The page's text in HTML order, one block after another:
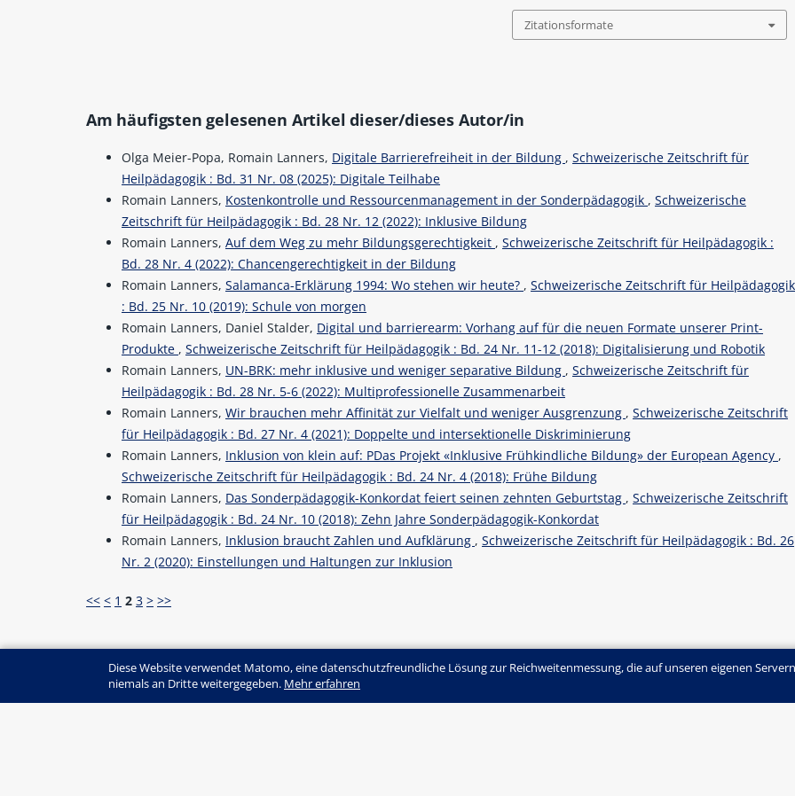
Zitationsformate
Am häufigsten gelesenen Artikel dieser/dieses Autor/in
Olga Meier-Popa, Romain Lanners, Digitale Barrierefreiheit in der Bildung ,Schweizerische Zeitschrift für
Heilpädagogik : Bd. 31 Nr. 08 (2025): Digitale Teilhabe
Romain Lanners, Kostenkontrolle und Ressourcenmanagement in der Sonderpädagogik ,Schweizerische
Zeitschrift für Heilpädagogik : Bd. 28 Nr. 12 (2022): Inklusive Bildung
Romain Lanners,Auf dem Weg zu mehr Bildungsgerechtigkeit ,Schweizerische Zeitschrift für Heilpädagogik :
Bd. 28 Nr. 4 (2022): Chancengerechtigkeit in der Bildung
Romain Lanners,Salamanca-Erklärung 1994: Wo stehen wir heute? ,Schweizerische Zeitschrift für Heilpädagogik
: Bd. 25 Nr. 10 (2019): Schule von morgen
Romain Lanners, Daniel Stalder, Digital und barrierearm: Vorhang auf für die neuen Formate unserer Print-
Produkte ,Schweizerische Zeitschrift für Heilpädagogik : Bd. 24 Nr. 11-12 (2018): Digitalisierung und Robotik
Romain Lanners, UN-BRK: mehr inklusive und weniger separative Bildung ,Schweizerische Zeitschrift für
Heilpädagogik : Bd. 28 Nr. 5-6 (2022): Multiprofessionelle Zusammenarbeit
Romain Lanners,Wir brauchen mehr Affinität zur Vielfalt und weniger Ausgrenzung ,Schweizerische Zeitschrift
für Heilpädagogik : Bd. 27 Nr. 4 (2021): Doppelte und intersektionelle Diskriminierung
Romain Lanners, Inklusion von klein auf: PDas Projekt «Inklusive Frühkindliche Bildung» der European Agency ,
Schweizerische Zeitschrift für Heilpädagogik : Bd. 24 Nr. 4 (2018): Frühe Bildung
Romain Lanners, Das Sonderpädagogik-Konkordat feiert seinen zehnten Geburtstag ,Schweizerische Zeitschrift
für Heilpädagogik : Bd. 24 Nr. 10 (2018): Zehn Jahre Sonderpädagogik-Konkordat
Romain Lanners, Inklusion braucht Zahlen und Aufklärung ,Schweizerische Zeitschrift für Heilpädagogik : Bd. 26
Nr. 2 (2020): Einstellungen und Haltungen zur Inklusion
<< < 1 2 3 > >>
© SZH/CSPS
Diese Website verwendet Matomo, eine datenschutzfreundliche Lösung zur Reichweitenmessung, die auf unseren eigenen
niemals an Dritte weitergegeben. Mehr erfahren